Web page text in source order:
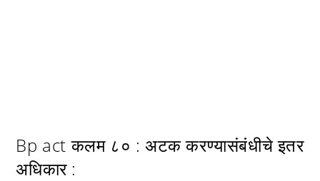
Bp act कलम ८० : अटक करण्यासंबंधीचे इतर
अधिकार :